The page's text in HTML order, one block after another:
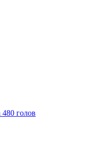
голов